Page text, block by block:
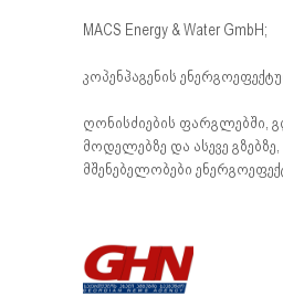
MACS Energy & Water GmbH;
კოპენჰაგენის
ღონისძიების ფარგლებში,
მოდელებზე და ასევე
მშენებელობები